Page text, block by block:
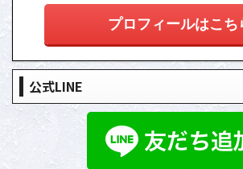
プロフィールはこち
公式LINE